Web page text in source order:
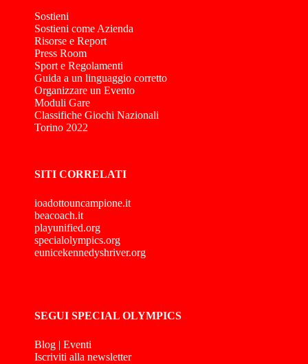
Sostieni
Sostieni come Azienda
Risorse e Report
Press Room
Sport e Regolamenti
Guida a un linguaggio corretto
Organizzare un Evento
Moduli Gare
Classifiche Giochi Nazionali
Torino 2022
SITI CORRELATI
ioadottouncampione.it
beacoach.it
playunified.org
specialolympics.org
eunicekennedyshriver.org
SEGUI SPECIAL OLYMPICS
Blog | Eventi
Iscriviti alla newsletter